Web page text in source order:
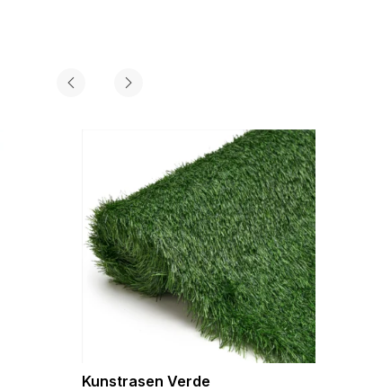
Kunstrasen Verde